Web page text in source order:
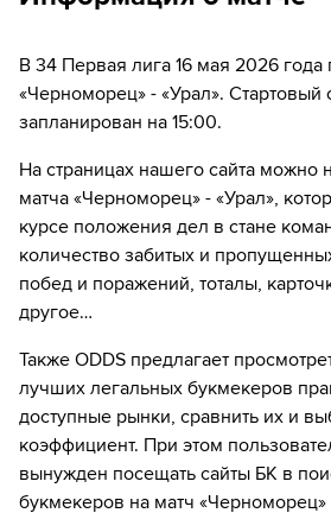
Arabachyan
71´ Игрок "Урал" Тимофей
77´ Замена "Черноморец": Антон
77´
Замена "Черноморец": Никита
Pomeshkin
83´
Игрок "Черноморец" Aleksandr
Замена "Урал": Vitaliy Bondarev
85´
Замена "Черноморец":
В 34 Первая лига 16 мая 2026 года
«Черноморец» - «Урал». Стартовый
запланирован на 15:00.
На страницах нашего сайта можно
матча «Черноморец» - «Урал»,
курсе положения дел в стане
количество забитых и
побед и поражений, тоталы,
другое…
Также ODDS предлагает
лучших легальных букмекеров
доступные рынки, сравнить их и
коэффициент. При этом
вынужден посещать сайты БК в
букмекеров на матч «Черноморец»